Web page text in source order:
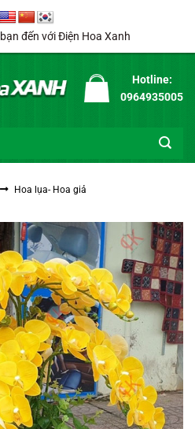
đến với Điện Hoa Xanh
Hotline:
0964935005
Hoa lụa- Hoa giả